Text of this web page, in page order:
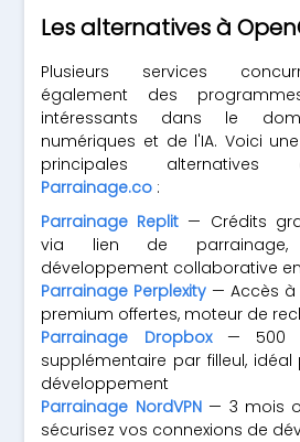
Les alternatives à
Plusieurs services
également des
intéressants dans le
numériques et de l'IA. Voici
principales alternatives
Parrainage.co :
Parrainage Replit — Crédits
via lien de parrainage,
développement collaborative
Parrainage Perplexity — Accès à
premium offertes, moteur de
Parrainage Dropbox— 500
supplémentaire par filleul,
développement
Parrainage NordVPN— 3 mois
sécurisez vos connexions de